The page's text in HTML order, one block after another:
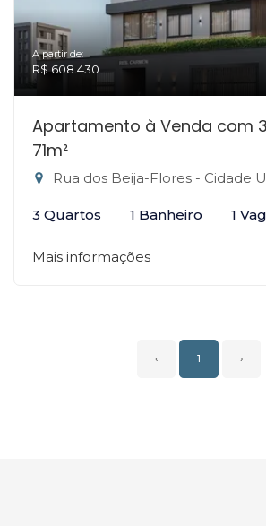
A partir de:
R$ 608.430
Apartamento à Venda com
71m²
Rua dos Beija-Flores - Cidade Universitária
3 Quartos 1 Banheiro 1
Mais informações
‹ 1 ›